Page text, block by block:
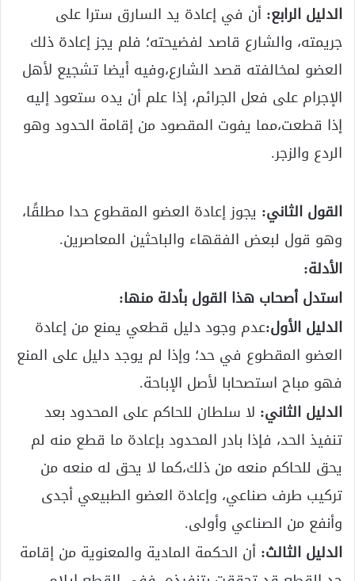
الدليل الرابع: أن في إعادة يد السارق سترا على
جريمته، والشارع قاصد لفضيحته؛ فلم يجز إعادة ذلك
العضو لمخالفته قصد الشارع،وفيه أيضا تشجيع لأهل
الإجرام على فعل الجرائم، إذا علم أن يده ستعود إليه
إذا قطعت،مما يفوت المقصود من إقامة الحدود وهو
الردع والزجر.
القول الثاني: يجوز إعادة العضو المقطوع حدا مطلقًا،
وهو قول لبعض الفقهاء والباحثين المعاصرين.
الأدلة:
استدل أصحاب هذا القول بأدلة منها:
الدليل الأول:عدم وجود دليل قطعي يمنع من إعادة
العضو المقطوع في حد؛ وإذا لم يوجد دليل على المنع
فهو مباح استصحابا لأصل الإباحة.
الدليل الثاني: لا سلطان للحاكم على المحدود بعد
تنفيذ الحد، فإذا بادر المحدود بإعادة ما قطع منه لم
يحق للحاكم منعه من ذلك،كما لا يحق له منعه من
تركيب طرف صناعي، وإعادة العضو الطبيعي أجدى
وأنفع من الصناعي وأولى.
الدليل الثالث: أن الحكمة المادية والمعنوية من إقامة